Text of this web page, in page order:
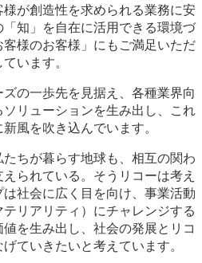
が創造性を求められる業務に安
知」を自在に活用できる環境づ
様のお客様」にもご満足いただ
います。
の一歩先を見据え、各種業界向
リューションを生み出し、これ
風を吹き込んでいます。
ちが暮らす地球も、相互の関わ
られている。そうリコーは考え
社会に広く目を向け、事業活動
リアリティ）にチャレンジする
を生み出し、社会の発展とリコ
ていきたいと考えています。